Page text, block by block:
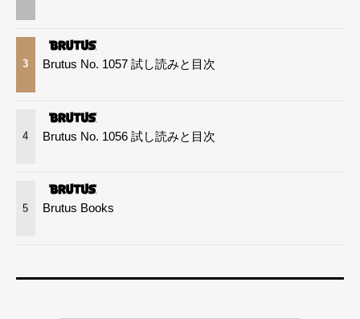
3 Brutus No. 1057 試し読みと目次
4 Brutus No. 1056 試し読みと目次
5 Brutus Books